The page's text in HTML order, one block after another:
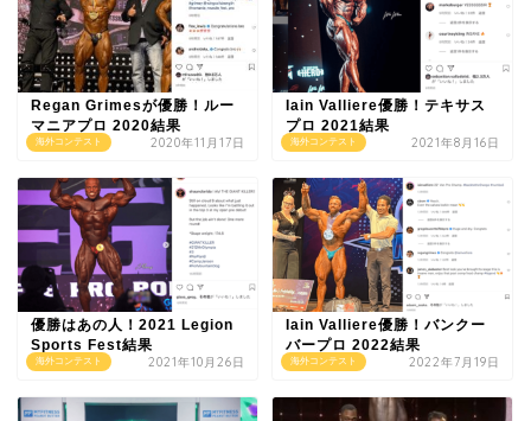
海外コンテスト
Regan Grimesが優勝！ルー
マニアプロ 2020結果
2020年11月17日 海外コンテスト
Iain Valliere優勝！テキサス
プロ 2021結果
2021年8月16日
海外コンテスト
優勝はあの人！2021 Legion
Sports Fest結果
2021年10月26日 海外コンテスト
Iain Valliere優勝！バンクー
バープロ 2022結果
2022年7月19日